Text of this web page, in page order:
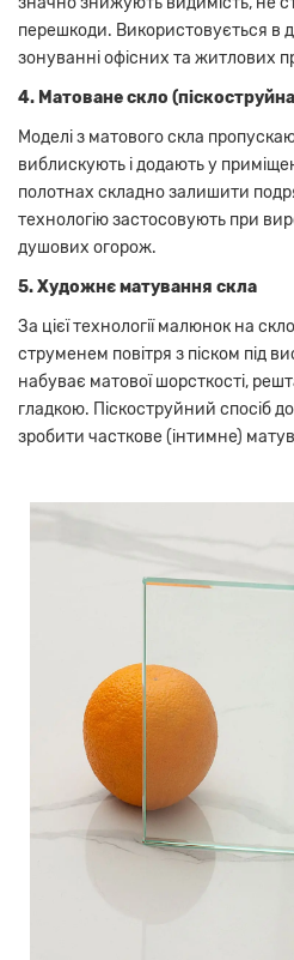
перешкоди. Використовується в
зонуванні офісних та житлових
4. Матоване скло
Моделі з матового скла
виблискують і додають у
полотнах складно залишити
технологію застосовують при
душових огорож.
5. Художнє матування скла
За цієї технології малюнок на
струменем повітря з піском під
набуває матової шорсткості,
гладкою. Піскоструйний спосіб
зробити часткове (інтимне)